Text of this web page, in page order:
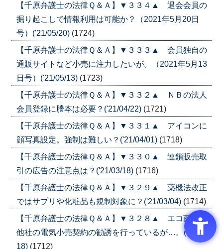
【千原弁護士の法律Ｑ＆Ａ】▼３３４▲ 退会会員の
掘り起こしで情報利用は可能か？（2021年5月20日
号）('21/05/20) (1724)
【千原弁護士の法律Ｑ＆Ａ】▼３３３▲ 会員独自の
通販サイトなど小売に注力したいが。（2021年5月13
日号）('21/05/13) (1723)
【千原弁護士の法律Ｑ＆Ａ】▼３３２▲ ＮＢの法人
会員登録に謄本は必要？('21/04/22) (1721)
【千原弁護士の法律Ｑ＆Ａ】▼３３１▲ アイコンに
顔写真設定。強制は難しい？('21/04/01) (1718)
【千原弁護士の法律Ｑ＆Ａ】▼３３０▲ 連鎖販売取
引の広告の注意点は？('21/03/18) (1716)
【千原弁護士の法律Ｑ＆Ａ】▼３２９▲ 薬機法改正
ではサプリや化粧品も規制対象に？('21/03/04) (1714)
【千原弁護士の法律Ｑ＆Ａ】▼３２８▲ エコ商材と
他社の電気小売契約の勧誘を行っているが…。('21/02/
18) (1712)